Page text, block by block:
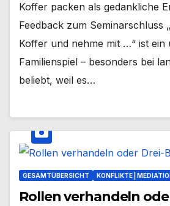
Koffer packen als gedankliche
Feedback zum Seminarschluss
Koffer und nehme mit …“ ist ein
Familienspiel – besonders bei
beliebt, weil es…
GESAMTÜBERSICHT KONFLIKTE |
Rollen verhandeln